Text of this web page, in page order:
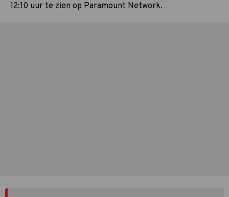
12:10 uur te zien op Paramount Network.